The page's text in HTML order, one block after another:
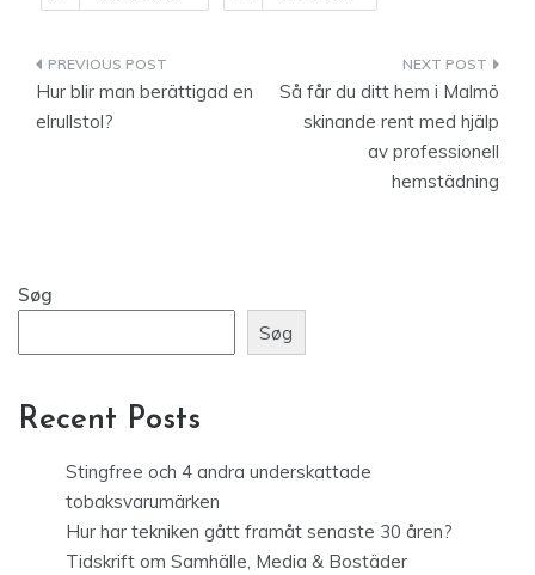
Indlægsnavigation
Hur blir man berättigad en
elrullstol?
Så får du ditt hem i Malmö
skinande rent med hjälp
av professionell
hemstädning
Søg
Søg
Recent Posts
Stingfree och 4 andra underskattade
tobaksvarumärken
Hur har tekniken gått framåt senaste 30 åren?
Tidskrift om Samhälle, Media & Bostäder